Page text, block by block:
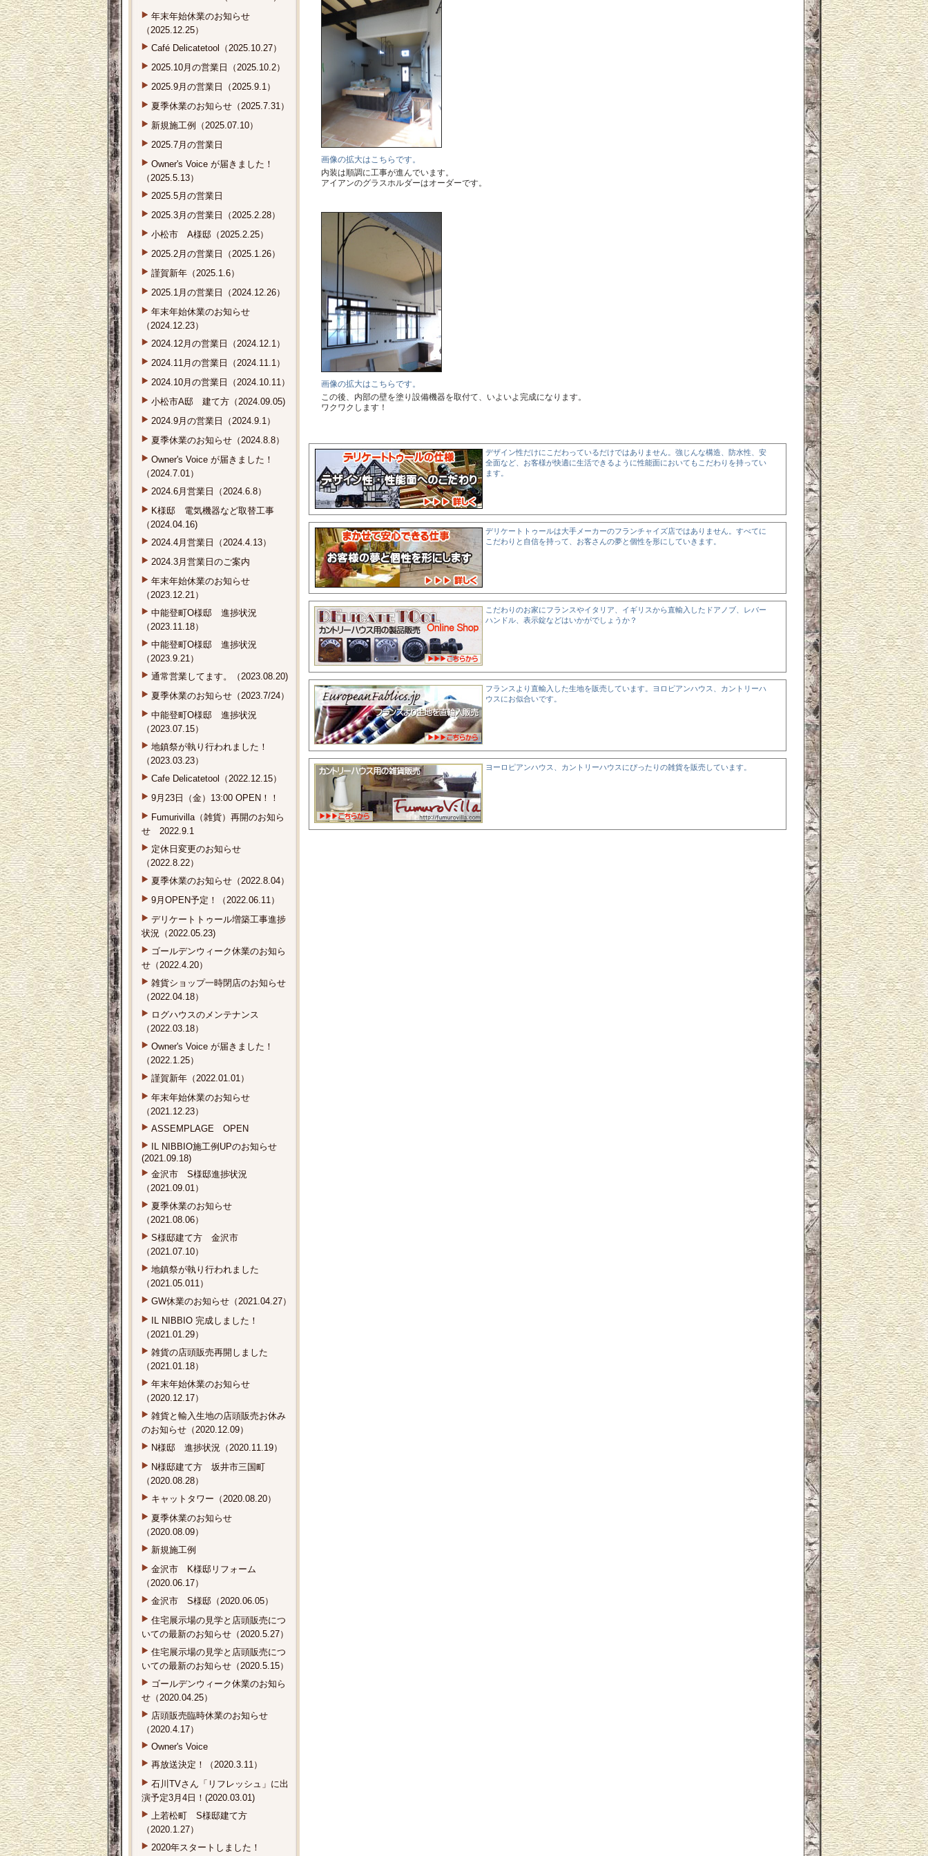
年末年始休業のお知らせ
（2025.12.25）
Café Delicatetool（2025.10.27）
2025.10月の営業日（2025.10.2）
2025.9月の営業日（2025.9.1）
夏季休業のお知らせ（2025.7.31）
新規施工例（2025.07.10）
2025.7月の営業日
Owner's Voice が届きました！
（2025.5.13）
2025.5月の営業日
2025.3月の営業日（2025.2.28）
小松市 A様邸（2025.2.25）
2025.2月の営業日（2025.1.26）
謹賀新年（2025.1.6）
2025.1月の営業日（2024.12.26）
年末年始休業のお知らせ
（2024.12.23）
2024.12月の営業日（2024.12.1）
2024.11月の営業日（2024.11.1）
2024.10月の営業日（2024.10.11）
小松市A邸 建て方（2024.09.05)
2024.9月の営業日（2024.9.1）
夏季休業のお知らせ（2024.8.8）
Owner's Voice が届きました！
（2024.7.01）
2024.6月営業日（2024.6.8）
K様邸 電気機器など取替工事
（2024.04.16)
2024.4月営業日（2024.4.13）
2024.3月営業日のご案内
年末年始休業のお知らせ
（2023.12.21）
中能登町O様邸 進捗状況
（2023.11.18）
中能登町O様邸 進捗状況
（2023.9.21）
通常営業してます。（2023.08.20)
夏季休業のお知らせ（2023.7/24）
中能登町O様邸 進捗状況
（2023.07.15）
地鎮祭が執り行われました！
（2023.03.23）
Cafe Delicatetool（2022.12.15）
9月23日（金）13:00 OPEN！！
Fumurivilla（雑貨）再開のお知ら
せ 2022.9.1
定休日変更のお知らせ
（2022.8.22）
夏季休業のお知らせ（2022.8.04）
9月OPEN予定！（2022.06.11）
デリケートトゥール増築工事進捗
状況（2022.05.23)
ゴールデンウィーク休業のお知ら
せ（2022.4.20）
雑貨ショップ一時閉店のお知らせ
（2022.04.18）
ログハウスのメンテナンス
（2022.03.18）
Owner's Voice が届きました！
（2022.1.25）
謹賀新年（2022.01.01）
年末年始休業のお知らせ
（2021.12.23）
ASSEMPLAGE OPEN
IL NIBBIO施工例UPのお知らせ
(2021.09.18)
金沢市 S様邸進捗状況
（2021.09.01）
夏季休業のお知らせ
（2021.08.06）
S様邸建て方 金沢市
（2021.07.10）
地鎮祭が執り行われました
（2021.05.011）
GW休業のお知らせ（2021.04.27）
IL NIBBIO 完成しました！
（2021.01.29）
雑貨の店頭販売再開しました
（2021.01.18）
年末年始休業のお知らせ
（2020.12.17）
雑貨と輸入生地の店頭販売お休み
のお知らせ（2020.12.09）
N様邸 進捗状況（2020.11.19）
N様邸建て方 坂井市三国町
（2020.08.28）
キャットタワー（2020.08.20）
夏季休業のお知らせ
（2020.08.09）
新規施工例
金沢市 K様邸リフォーム
（2020.06.17）
金沢市 S様邸（2020.06.05）
住宅展示場の見学と店頭販売につ
いての最新のお知らせ（2020.5.27）
住宅展示場の見学と店頭販売につ
いての最新のお知らせ（2020.5.15）
ゴールデンウィーク休業のお知ら
せ（2020.04.25）
店頭販売臨時休業のお知らせ
（2020.4.17）
Owner's Voice
再放送決定！（2020.3.11）
石川TVさん「リフレッシュ」に出
演予定3月4日！(2020.03.01)
上若松町 S様邸建て方
（2020.1.27）
2020年スタートしました！
画像の拡大はこちらです。
内装は順調に工事が進んでいます。
アイアンのグラスホルダーはオーダーです。
画像の拡大はこちらです。
この後、内部の壁を塗り設備機器を取付て、いよいよ完成になります。
ワクワクします！
デザイン性だけにこだわっているだけではありません。強じんな構造、防水性、安
全面など、お客様が快適に生活できるように性能面においてもこだわりを持ってい
ます。
デリケートトゥールは大手メーカーのフランチャイズ店ではありません。すべてに
こだわりと自信を持って、お客さんの夢と個性を形にしていきます。
こだわりのお家にフランスやイタリア、イギリスから直輸入したドアノブ、レバー
ハンドル、表示錠などはいかがでしょうか？
フランスより直輸入した生地を販売しています。ヨロピアンハウス、カントリーハ
ウスにお似合いです。
ヨーロピアンハウス、カントリーハウスにぴったりの雑貨を販売しています。